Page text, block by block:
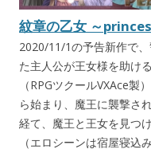
紋章の乙女 ～
2020/11/1の予告新作で
た主人公が王女様を助け
（RPGツクールVXAce
ら始まり、魔王に襲撃さ
経て、魔王と王女を見つ
（エロシーンは宿屋寝込